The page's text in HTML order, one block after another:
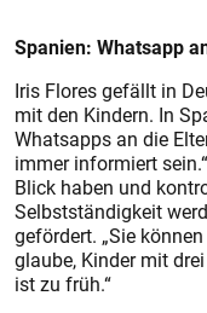
Spanien: Whatsapp
Iris Flores gefällt in
mit den Kindern. In
Whatsapps an die
immer informiert
Blick haben und
Selbstständigkeit
gefördert. „Sie
glaube, Kinder mit
ist zu früh.“